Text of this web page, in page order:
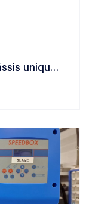
Groupe de surpression sur châssis unique avec 2 pompes type PLURIJET, contrôlées par des variateurs de vitesse type MIDA